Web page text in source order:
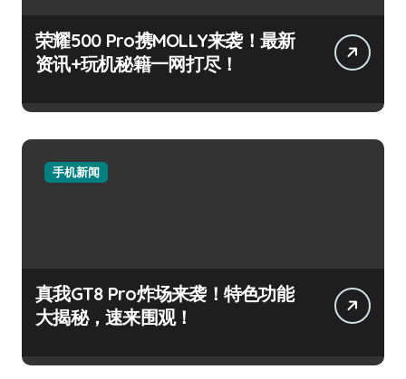
荣耀500 Pro携MOLLY来袭！最新
资讯+玩机秘籍一网打尽！
手机新闻
真我GT8 Pro炸场来袭！特色功能
大揭秘，速来围观！